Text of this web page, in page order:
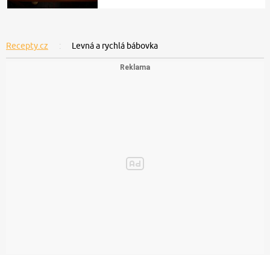
Recepty.cz Levná a rychlá bábovka